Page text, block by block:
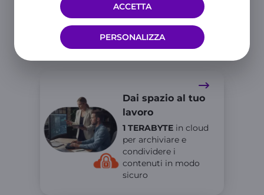
PERSONALIZZA
ACCETTA
Scopri tutti gli Smartphone nei Negozi
Altre Offerte scelte per te
Dai spazio al tuo
lavoro
1 TERABYTE in cloud
per archiviare e
condividere i
contenuti in modo
sicuro